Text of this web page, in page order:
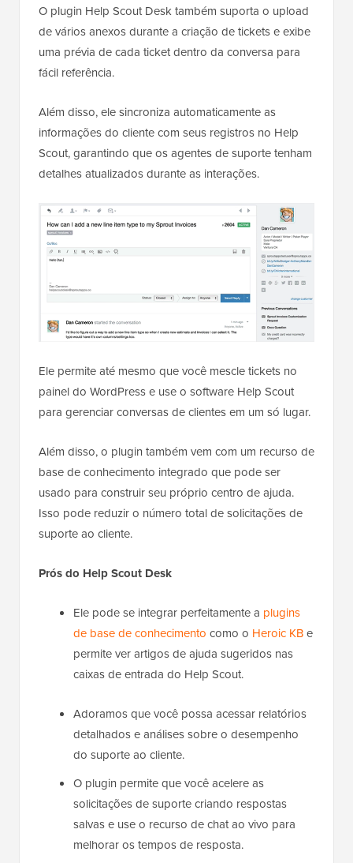
O plugin Help Scout Desk também suporta o upload
de vários anexos durante a criação de tickets e exibe
uma prévia de cada ticket dentro da conversa para
fácil referência.
Além disso, ele sincroniza automaticamente as
informações do cliente com seus registros no Help
Scout, garantindo que os agentes de suporte tenham
detalhes atualizados durante as interações.
Ele permite até mesmo que você mescle tickets no
painel do WordPress e use o software Help Scout
para gerenciar conversas de clientes em um só lugar.
Além disso, o plugin também vem com um recurso de
base de conhecimento integrado que pode ser
usado para construir seu próprio centro de ajuda.
Isso pode reduzir o número total de solicitações de
suporte ao cliente.
Prós do Help Scout Desk
Ele pode se integrar perfeitamente a plugins
de base de conhecimento como o Heroic KBe
permite ver artigos de ajuda sugeridos nas
caixas de entrada do Help Scout.
Adoramos que você possa acessar relatórios
detalhados e análises sobre o desempenho
do suporte ao cliente.
O plugin permite que você acelere as
solicitações de suporte criando respostas
salvas e use o recurso de chat ao vivo para
melhorar os tempos de resposta.